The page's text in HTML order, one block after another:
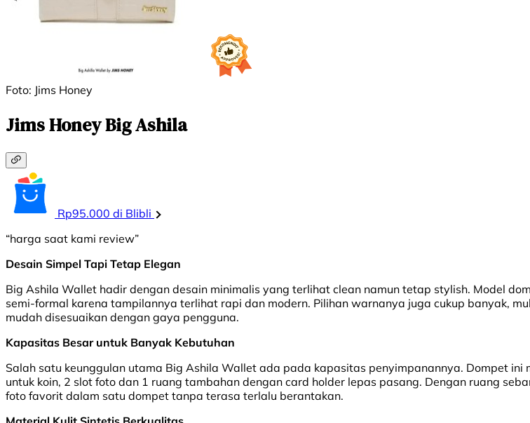
Foto: Jims Honey
Jims Honey Big Ashila
Rp95.000 di Blibli
“harga saat kami review”
Desain Simpel Tapi Tetap Elegan
Big Ashila Wallet hadir dengan desain minimalis yang terlihat clean namun tetap stylish. Model
semi-formal karena tampilannya terlihat rapi dan modern. Pilihan warnanya juga cukup banyak,
mudah disesuaikan dengan gaya pengguna.
Kapasitas Besar untuk Banyak Kebutuhan
Salah satu keunggulan utama Big Ashila Wallet ada pada kapasitas penyimpanannya. Dompet
untuk koin, 2 slot foto dan 1 ruang tambahan dengan card holder lepas pasang. Dengan ruang
foto favorit dalam satu dompet tanpa terasa terlalu berantakan.